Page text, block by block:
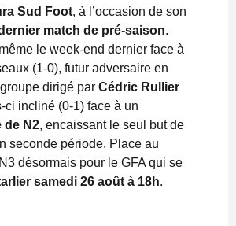
Sud Foot, à l’occasion de son
match de pré-saison.
le week-end dernier face à
(1-0), futur adversaire en
dirigé par Cédric Rullier
ci incliné (0-1) face à un
de N2, encaissant le seul but de
seconde période. Place au
désormais pour le GFA qui se
samedi 26 août à 18h.